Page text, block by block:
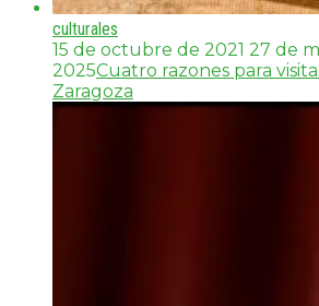
culturales
15 de octubre de 2021 27 de
2025Cuatro razones para
Zaragoza